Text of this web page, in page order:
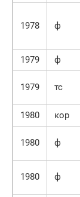
1978 ф
1979
ф
1979 тс
1980 кор
1980 ф
1980 ф